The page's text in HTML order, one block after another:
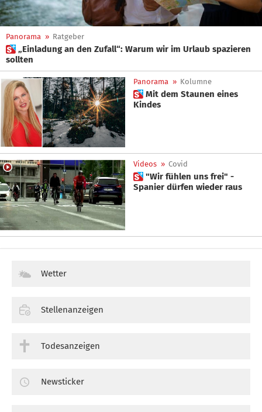
Panorama » Ratgeber
 „Einladung an den Zufall“: Warum wir im Urlaub spazieren
sollten
Panorama » Kolumne
 Mit dem Staunen eines
Kindes
Videos » Covid
 "Wir fühlen uns frei" -
Spanier dürfen wieder raus
Wetter
Stellenanzeigen
Todesanzeigen
Newsticker